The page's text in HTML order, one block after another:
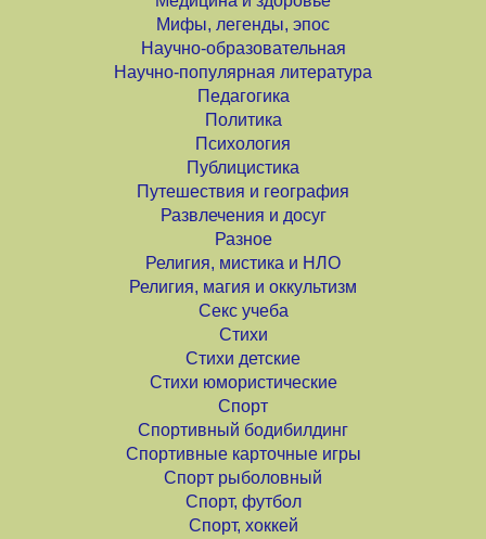
Мифы, легенды, эпос
Научно-образовательная
Научно-популярная литература
Педагогика
Политика
Психология
Публицистика
Путешествия и география
Развлечения и досуг
Разное
Религия, мистика и НЛО
Религия, магия и оккультизм
Секс учеба
Стихи
Стихи детские
Стихи юмористические
Спорт
Спортивный бодибилдинг
Спортивные карточные игры
Спорт рыболовный
Спорт, футбол
Спорт, хоккей